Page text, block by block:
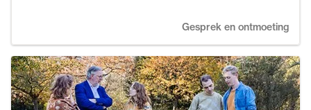
Gesprek en ontmoeting